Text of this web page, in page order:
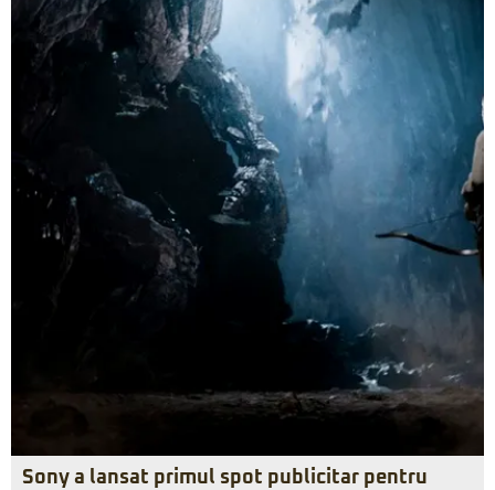
Sony a lansat primul spot publicitar pentru